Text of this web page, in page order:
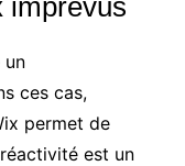
un
ces cas,
permet de
est un